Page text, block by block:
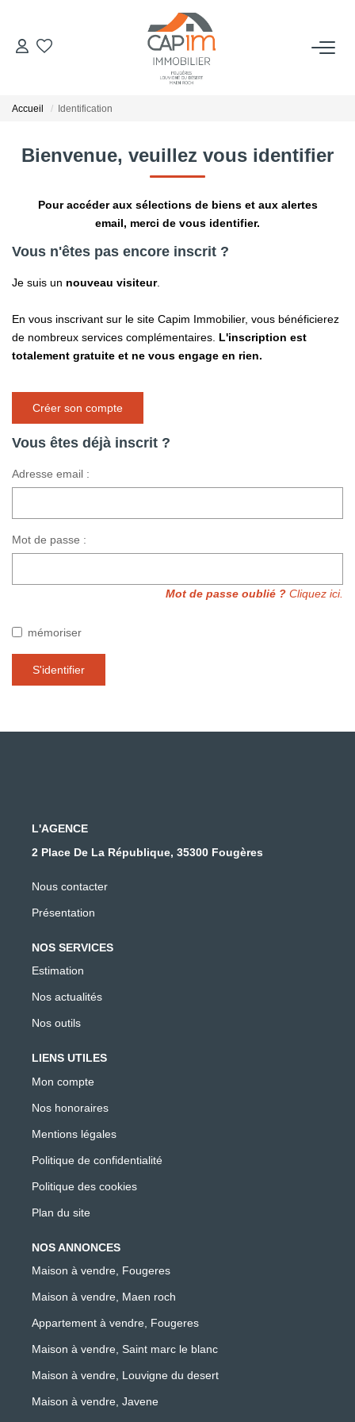
VENTES
NOTRE AGENCE
Qui Sommes Nous
CONTACT
Accueil Identification
Bienvenue, veuillez vous identifier
Pour accéder aux sélections de biens et aux alertes
email, merci de vous identifier.
Vous n'êtes pas encore inscrit ?
Je suis un nouveau visiteur.
En vous inscrivant sur le site Capim Immobilier, vous bénéficierez
de nombreux services complémentaires. L'inscription est
totalement gratuite et ne vous engage en rien.
Créer son compte
Vous êtes déjà inscrit ?
Adresse email :
Mot de passe :
Mot de passe oublié ? Cliquez ici.
mémoriser
S'identifier
L'AGENCE
2 Place De La République, 35300 Fougères
Nous contacter
Présentation
NOS SERVICES
Estimation
Nos actualités
Nos outils
LIENS UTILES
Mon compte
Nos honoraires
Mentions légales
Politique de confidentialité
Politique des cookies
Plan du site
NOS ANNONCES
Maison à vendre, Fougeres
Maison à vendre, Maen roch
Appartement à vendre, Fougeres
Maison à vendre, Saint marc le blanc
Maison à vendre, Louvigne du desert
Maison à vendre, Javene